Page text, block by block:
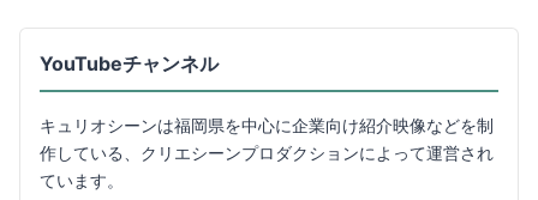
YouTubeチャンネル
キュリオシーンは福岡県を中心に企業向け紹介映像などを制
作している、クリエシーンプロダクションによって運営され
ています。